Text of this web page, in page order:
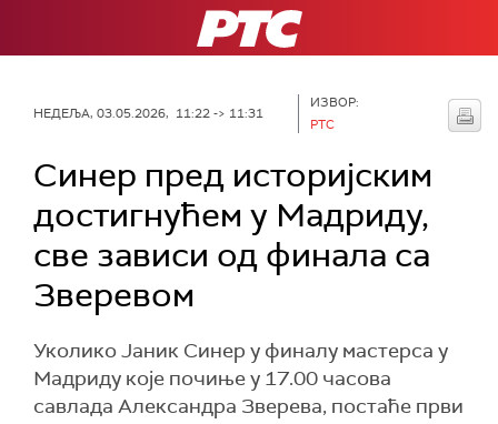
РТС
НЕДЕЉА, 03.05.2026, 11:22 -> 11:31
ИЗВОР:
РТС
Синер пред историјским
достигнућем у Мадриду,
све зависи од финала са
Зверевом
Уколико Јаник Синер у финалу мастерса у
Мадриду које почиње у 17.00 часова
савлада Александра Зверева, постаће први